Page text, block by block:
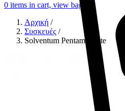
0 items in cart, view bag
Αρχική /
Συσκευές /
Solventum Pentamix Lite